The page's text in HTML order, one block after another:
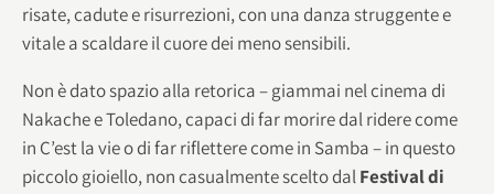
risate, cadute e risurrezioni, con una danza struggente e
vitale a scaldare il cuore dei meno sensibili.
Non è dato spazio alla retorica – giammai nel cinema di
Nakache e Toledano, capaci di far morire dal ridere come
in C’est la vie o di far riflettere come in Samba – in questo
piccolo gioiello, non casualmente scelto dalFestival di